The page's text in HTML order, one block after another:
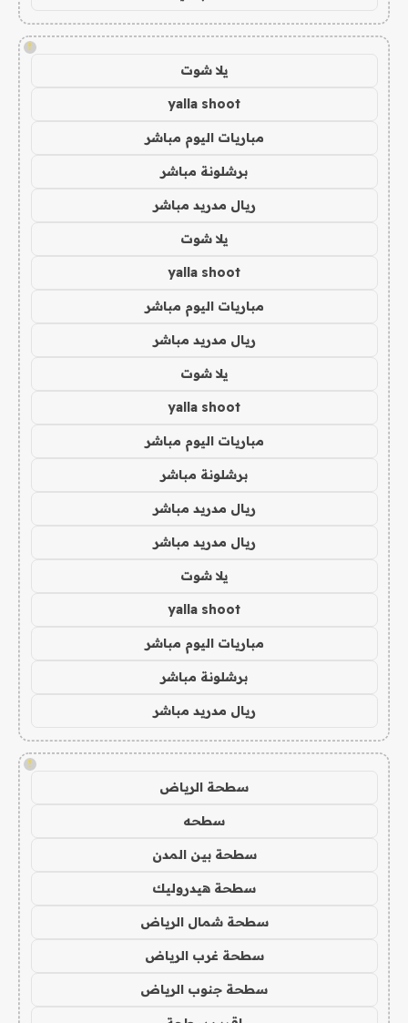
!
يلا شوت
yalla shoot
مباريات اليوم مباشر
برشلونة مباشر
ريال مدريد مباشر
يلا شوت
yalla shoot
مباريات اليوم مباشر
ريال مدريد مباشر
يلا شوت
yalla shoot
مباريات اليوم مباشر
برشلونة مباشر
ريال مدريد مباشر
ريال مدريد مباشر
يلا شوت
yalla shoot
مباريات اليوم مباشر
برشلونة مباشر
ريال مدريد مباشر
!
سطحة الرياض
سطحه
سطحة بين المدن
سطحة هيدروليك
سطحة شمال الرياض
سطحة غرب الرياض
سطحة جنوب الرياض